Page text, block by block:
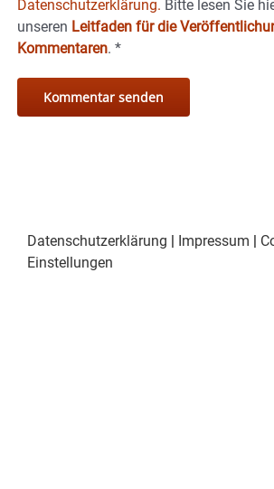
Datenschutzerklärung. Bitte lesen Sie
unseren Leitfaden für die
Kommentaren. *
Datenschutzerklärung | Impressum |
Einstellungen